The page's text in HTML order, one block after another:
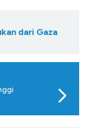
dari Gaza